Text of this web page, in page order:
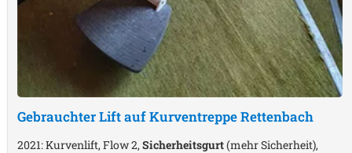
Gebrauchter Lift auf KurventreppeRettenbach
2021: Kurvenlift, Flow 2, Sicherheitsgurt(mehr Sicherheit),